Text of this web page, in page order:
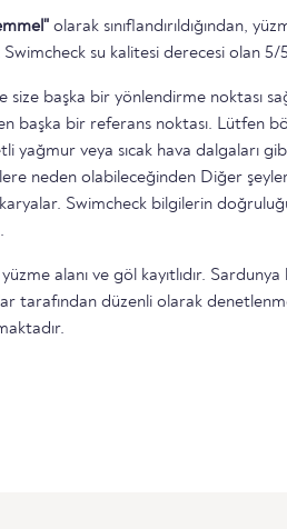
olarak sınıflandırıldığından,
Swimcheck su kalitesi derecesi olan
size başka bir yönlendirme noktası
başka bir referans noktası. Lütfen
yağmur veya sıcak hava dalgaları
neden olabileceğinden Diğer
Swimcheck bilgilerin
alanı ve göl kayıtlıdır. Sardunya
tarafından düzenli olarak